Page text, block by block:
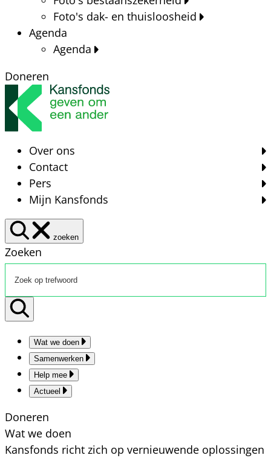
Foto's dak- en thuisloosheid
Agenda
Agenda
Doneren
Over ons
Contact
Pers
Mijn Kansfonds
zoeken
Zoeken
Wat we doen
Samenwerken
Help mee
Actueel
Doneren
Wat we doen
Kansfonds richt zich op vernieuwende oplossingen